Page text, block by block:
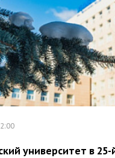
университет в 25-